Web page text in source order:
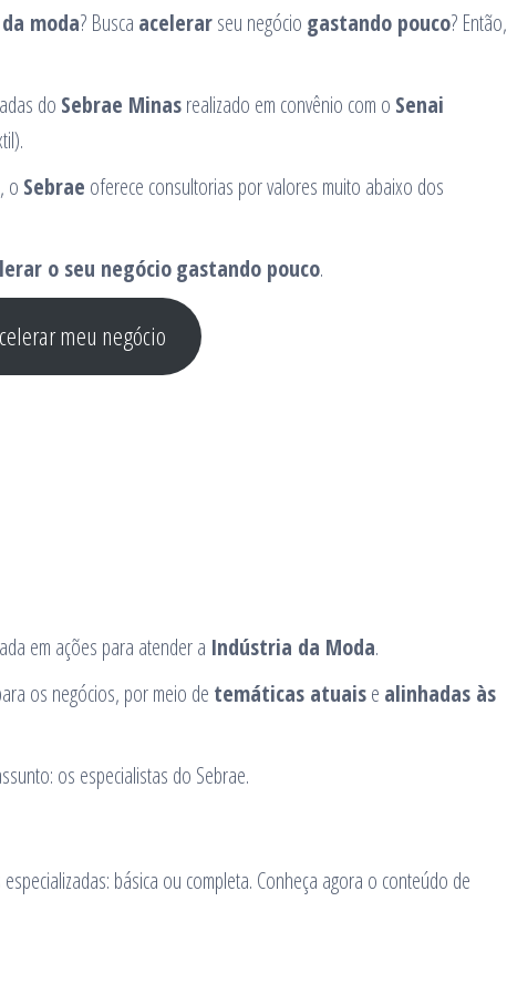
moda? Busca acelerarseu negócio gastando pouco? Então,
do Sebrae Minasrealizado em convênio com o Senai
o Sebrae oferece consultorias por valores muito abaixo dos
o seu negóciogastando pouco.
meu negócio
em ações para atender a Indústria da Moda.
os negócios, por meio de temáticas atuaise alinhadas às
os especialistas do Sebrae.
básica ou completa. Conheça agora o conteúdo de